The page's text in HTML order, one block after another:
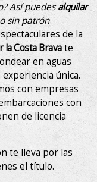
Así puedesalquilar
sin patrón
de la
la Costa Bravate
en aguas
única.
con empresas
con
de licencia
te lleva por las
el título.